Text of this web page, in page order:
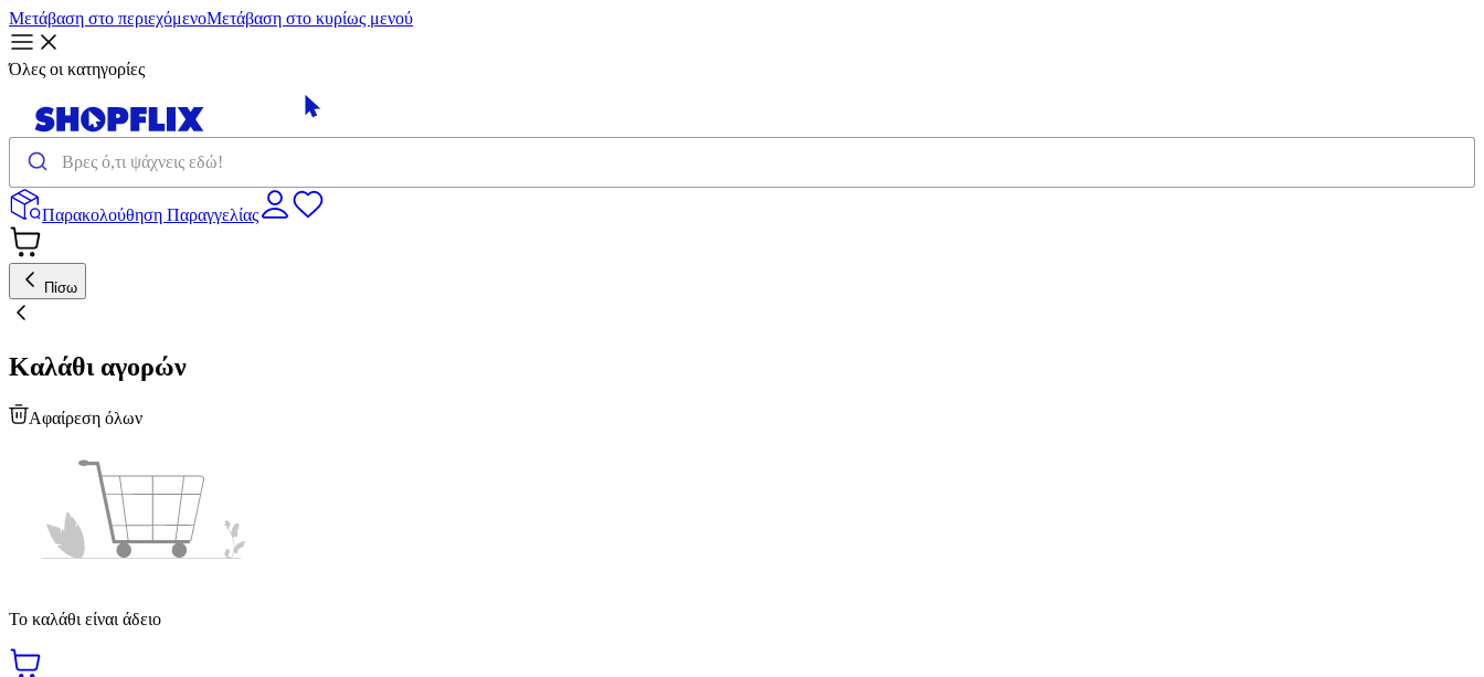
Μετάβαση στο περιεχόμενοΜετάβαση στο κυρίως μενού
Όλες οι κατηγορίες
Παρακολούθηση Παραγγελίας
Πίσω
Καλάθι αγορών
Αφαίρεση όλων
Το καλάθι είναι άδειο